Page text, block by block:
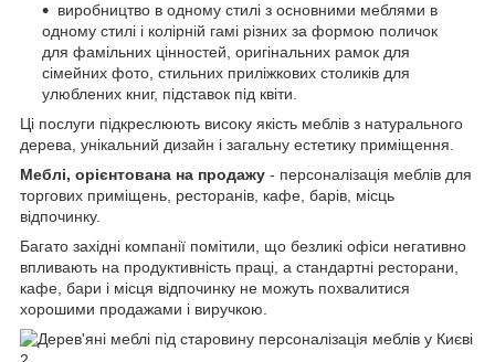
виробництво в одному стилі з основними меблями в
одному стилі і колірній гамі різних за формою поличок
для фамільних цінностей, оригінальних рамок для
сімейних фото, стильних приліжкових столиків для
улюблених книг, підставок під квіти.
Ці послуги підкреслюють високу якість меблів з натурального
дерева, унікальний дизайн і загальну естетику приміщення.
Меблі, орієнтована на продажу - персоналізація меблів для
торгових приміщень, ресторанів, кафе, барів, місць
відпочинку.
Багато західні компанії помітили, що безликі офіси негативно
впливають на продуктивність праці, а стандартні ресторани,
кафе, бари і місця відпочинку не можуть похвалитися
хорошими продажами і виручкою.